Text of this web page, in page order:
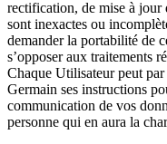
rectification, de mise à jour
sont inexactes ou
demander la portabilité de
s’opposer aux traitements
Chaque Utilisateur peut
Germain ses instructions
communication de vos
personne qui en aura la